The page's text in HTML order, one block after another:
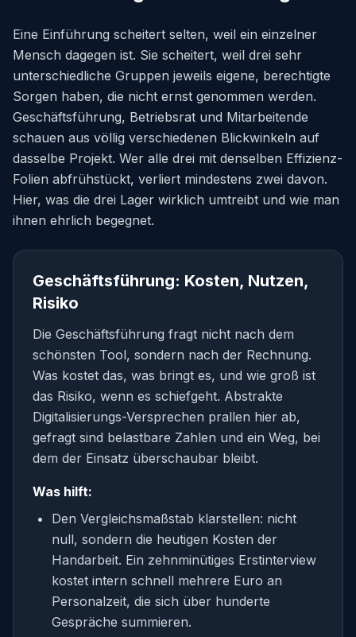
Eine Einführung scheitert selten, weil ein einzelner
Mensch dagegen ist. Sie scheitert, weil drei sehr
unterschiedliche Gruppen jeweils eigene, berechtigte
Sorgen haben, die nicht ernst genommen werden.
Geschäftsführung, Betriebsrat und Mitarbeitende
schauen aus völlig verschiedenen Blickwinkeln auf
dasselbe Projekt. Wer alle drei mit denselben Effizienz-
Folien abfrühstückt, verliert mindestens zwei davon.
Hier, was die drei Lager wirklich umtreibt und wie man
ihnen ehrlich begegnet.
Geschäftsführung: Kosten, Nutzen,
Risiko
Die Geschäftsführung fragt nicht nach dem
schönsten Tool, sondern nach der Rechnung.
Was kostet das, was bringt es, und wie groß ist
das Risiko, wenn es schiefgeht. Abstrakte
Digitalisierungs-Versprechen prallen hier ab,
gefragt sind belastbare Zahlen und ein Weg, bei
dem der Einsatz überschaubar bleibt.
Was hilft:
Den Vergleichsmaßstab klarstellen: nicht
null, sondern die heutigen Kosten der
Handarbeit. Ein zehnminütiges Erstinterview
kostet intern schnell mehrere Euro an
Personalzeit, die sich über hunderte
Gespräche summieren.